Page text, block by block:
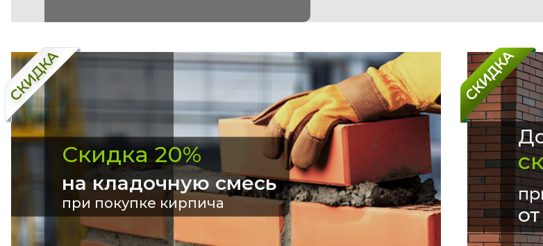
Скидка 20%
на кладочную смесь
при покупке кирпича
от